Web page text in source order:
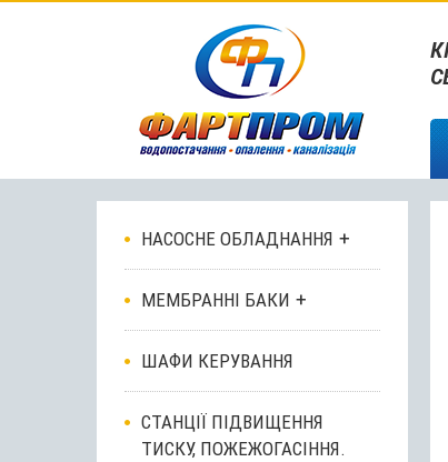
НАСОСНЕ ОБЛАДНАННЯ
МЕМБРАННІ БАКИ
ШАФИ КЕРУВАННЯ
СТАНЦІЇ ПІДВИЩЕННЯ
ТИСКУ, ПОЖЕЖОГАСІННЯ.